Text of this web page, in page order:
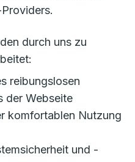
durch uns zu
reibungslosen
der Webseite
komfortablen Nutzung
und -